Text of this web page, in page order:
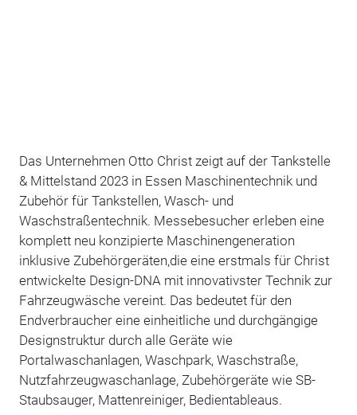
Das Unternehmen Otto Christ zeigt auf der Tankstelle
& Mittelstand 2023 in Essen Maschinentechnik und
Zubehör für Tankstellen, Wasch- und
Waschstraßentechnik. Messebesucher erleben eine
komplett neu konzipierte Maschinengeneration
inklusive Zubehörgeräten,die eine erstmals für Christ
entwickelte Design-DNA mit innovativster Technik zur
Fahrzeugwäsche vereint. Das bedeutet für den
Endverbraucher eine einheitliche und durchgängige
Designstruktur durch alle Geräte wie
Portalwaschanlagen, Waschpark, Waschstraße,
Nutzfahrzeugwaschanlage, Zubehörgeräte wie SB-
Staubsauger, Mattenreiniger, Bedientableaus.